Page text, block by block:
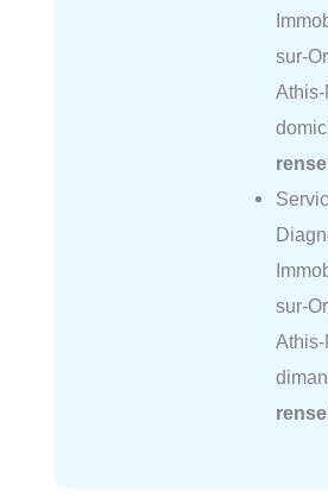
sur-
Athis-
sur-